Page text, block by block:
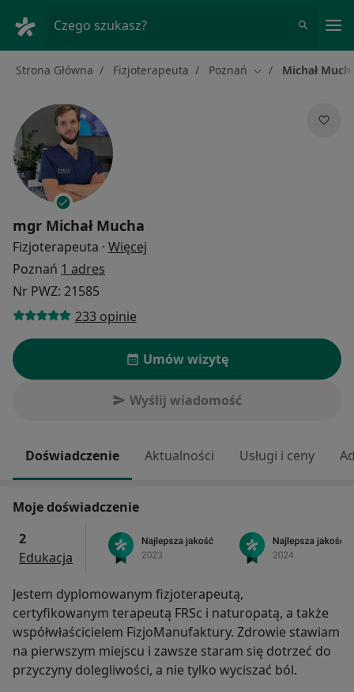
Czego szukasz?
Strona Główna Fizjoterapeuta Poznań Zmień miasto
Michał
mgr Michał Mucha
Fizjoterapeuta · Więcej
Poznań 1 adres
Nr PWZ: 21585
233 opinie
Umów wizytę
Wyślij wiadomość
Doświadczenie Aktualności Usługi i ceny
Moje doświadczenie
2
Edukacja
Jestem dyplomowanym fizjoterapeutą,
certyfikowanym terapeutą FRSc i naturopatą, a także
współwłaścicielem FizjoManufaktury. Zdrowie stawiam
na pierwszym miejscu i zawsze staram się dotrzeć do
przyczyny dolegliwości, a nie tylko wyciszać ból.